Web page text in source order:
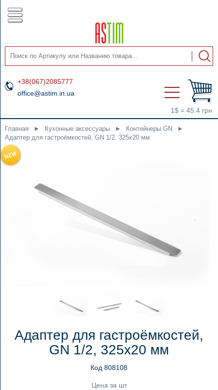
+38(067)2085777
office@astim.in.ua
1$ = 45.4 грн
Главная ► Кухонные аксессуары ► Контейнеры GN
►
Адаптер для гастроёмкостей, GN 1/2, 325x20 мм
Адаптер для гастроёмкостей,
GN 1/2, 325x20 мм
Код 808108
Цена за шт